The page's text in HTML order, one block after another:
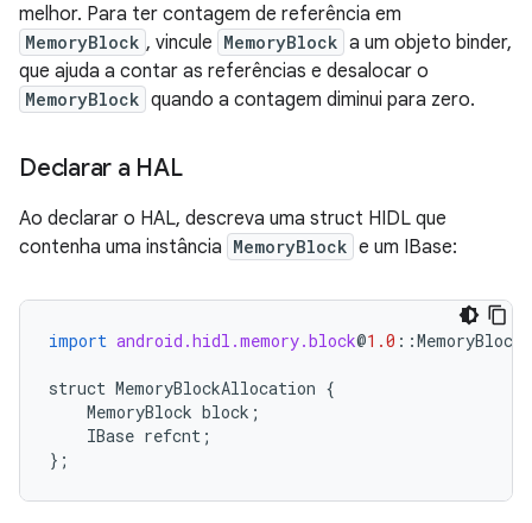
melhor. Para ter contagem de referência em
MemoryBlock , vincule MemoryBlock a um objeto binder,
que ajuda a contar as referências e desalocar o
MemoryBlock quando a contagem diminui para zero.
Declarar a HAL
Ao declarar o HAL, descreva uma struct HIDL que
contenha uma instância MemoryBlock e um IBase:
import android.hidl.memory.block@1.0 ::MemoryBlock
struct MemoryBlockAllocation {
MemoryBlock block ;
IBase refcnt ;
};